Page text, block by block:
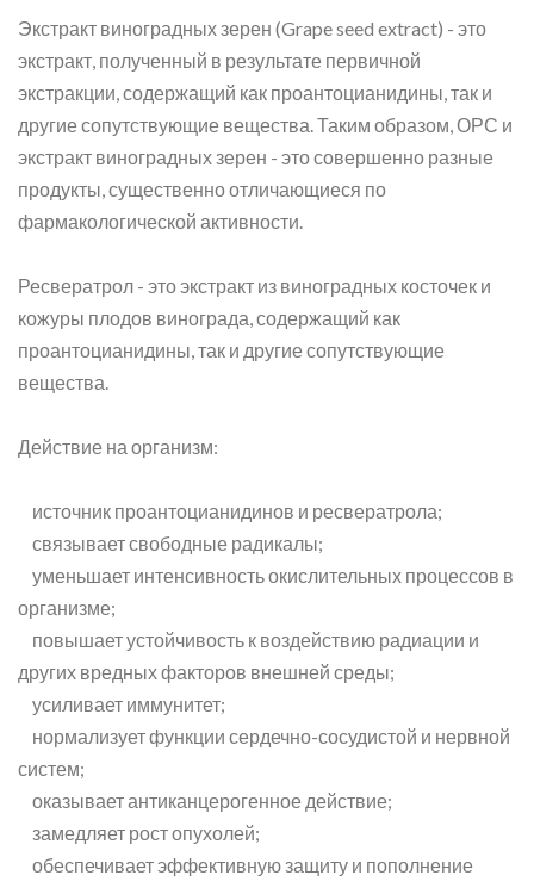
Экстракт виноградных зерен (Grape seed extract) - это
экстракт, полученный в результате первичной
экстракции, содержащий как проантоцианидины, так и
другие сопутствующие вещества. Таким образом, ОРС и
экстракт виноградных зерен - это совершенно разные
продукты, существенно отличающиеся по
фармакологической активности.
Ресвератрол - это экстракт из виноградных косточек и
кожуры плодов винограда, содержащий как
проантоцианидины, так и другие сопутствующие
вещества.
Действие на организм:
источник проантоцианидинов и ресвератрола;
связывает свободные радикалы;
уменьшает интенсивность окислительных процессов в
организме;
повышает устойчивость к воздействию радиации и
других вредных факторов внешней среды;
усиливает иммунитет;
нормализует функции сердечно-сосудистой и нервной
систем;
оказывает антиканцерогенное действие;
замедляет рост опухолей;
обеспечивает эффективную защиту и пополнение